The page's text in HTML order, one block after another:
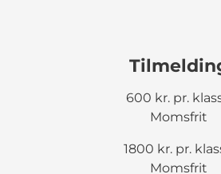
600 kr. pr.
Momsfrit
1800 kr. pr.
Momsfrit